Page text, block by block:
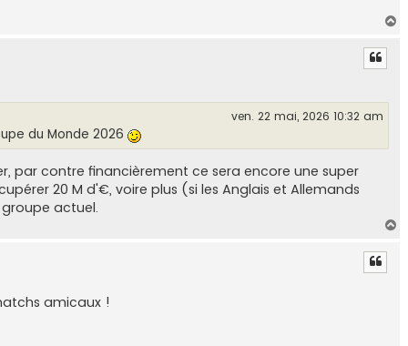
ven. 22 mai, 2026 10:32 am
du Monde 2026
par contre financièrement ce sera encore une super
20 M d'€, voire plus (si les Anglais et Allemands
actuel.
amicaux !